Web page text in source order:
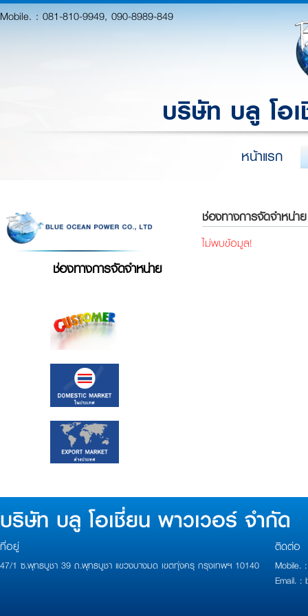
Mobile. :081-810-9949, 090-8989-849
บริษัท บลู โอ
หน้าแรก
ช่องทางการจัดจำหน่าย
ช่องทางการจัดจำหน่า
ไม่พบข้อมูล!
บริษัท บลู โอเชี่ยน พาวเวอร์ จำกัด
ที่อยู่
47/1 ซ.พุทธบูชา 39 ถ.พุทธบูชา แขวงบางมด เขตทุ่งครุ กรุงเทพฯ 10140
ติดต่อ
Mobile.
Email. :